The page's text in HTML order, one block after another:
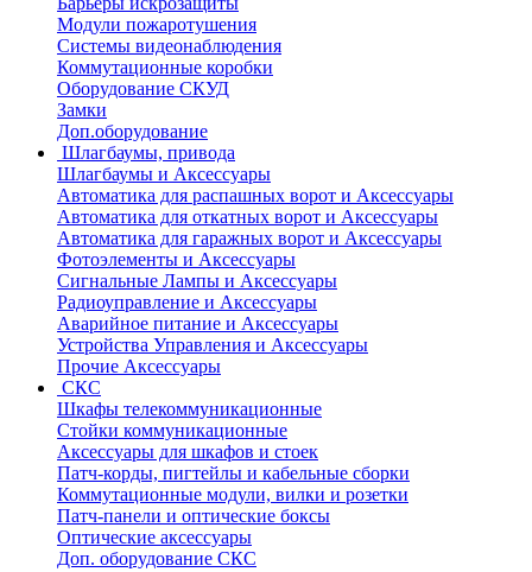
Модули пожаротушения
Системы видеонаблюдения
Коммутационные коробки
Оборудование СКУД
Замки
Доп.оборудование
Шлагбаумы, привода
Шлагбаумы и Аксессуары
Автоматика для распашных ворот и Аксессуары
Автоматика для откатных ворот и Аксессуары
Автоматика для гаражных ворот и Аксессуары
Фотоэлементы и Аксессуары
Сигнальные Лампы и Аксессуары
Радиоуправление и Аксессуары
Аварийное питание и Аксессуары
Устройства Управления и Аксессуары
Прочие Аксессуары
СКС
Шкафы телекоммуникационные
Стойки коммуникационные
Аксессуары для шкафов и стоек
Патч-корды, пигтейлы и кабельные сборки
Коммутационные модули, вилки и розетки
Патч-панели и оптические боксы
Оптические аксессуары
Доп. оборудование СКС